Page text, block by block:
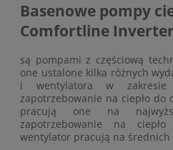
Basenowe pompy
Comfortline Inverter
są pompami z częściową
one ustalone kilka różnych
i wentylatora w
zapotrzebowanie na ciepło
pracują one na
zapotrzebowanie na
wentylator pracują na